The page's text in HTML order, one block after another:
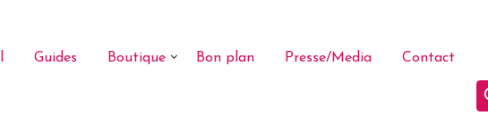
Guides Boutique Bon plan Presse/Media Contact